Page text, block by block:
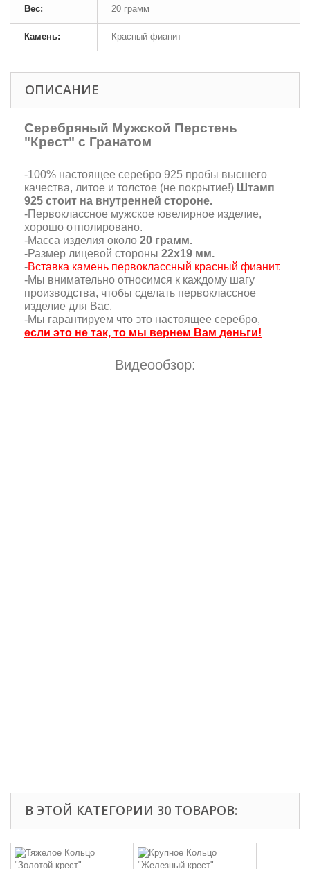
Вес: 20 грамм
Камень: Красный фианит
ОПИСАНИЕ
Серебряный Мужской Перстень
"Крест" с Гранатом
-100% настоящее серебро 925 пробы высшего
качества, литое и толстое (не покрытие!) Штамп
925 стоит на внутренней стороне.
-Первоклассное мужское ювелирное изделие,
хорошо отполировано.
-Масса изделия около 20 грамм.
-Размер лицевой стороны 22х19 мм.
-Вставка камень первоклассный красный фианит.
-Мы внимательно относимся к каждому шагу
производства, чтобы сделать первоклассное
изделие для Вас.
-Мы гарантируем что это настоящее серебро,
если это не так, то мы вернем Вам деньги!
Видеообзор:
В ЭТОЙ КАТЕГОРИИ 30 ТОВАРОВ: